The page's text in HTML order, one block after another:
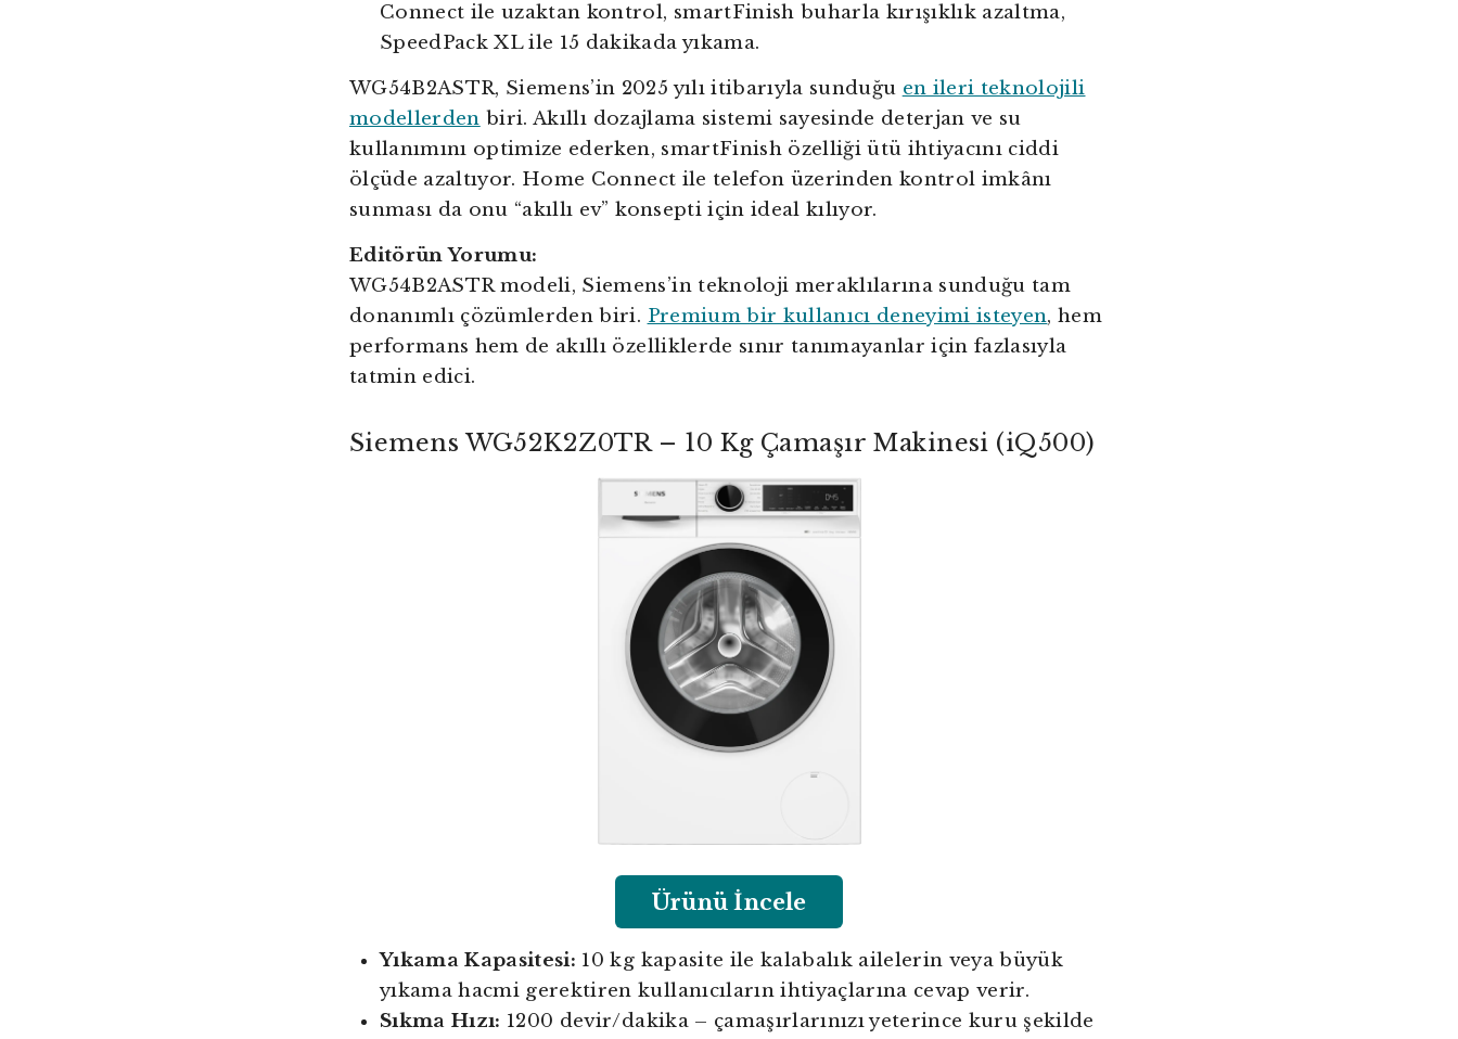
Connect ile uzaktan kontrol, smartFinish buharla kırışıklık azaltma,
SpeedPack XL ile 15 dakikada yıkama.
WG54B2ASTR, Siemens’in 2025 yılı itibarıyla sunduğu en ileri teknolojili
modellerden biri. Akıllı dozajlama sistemi sayesinde deterjan ve su
kullanımını optimize ederken, smartFinish özelliği ütü ihtiyacını ciddi
ölçüde azaltıyor. Home Connect ile telefon üzerinden kontrol imkânı
sunması da onu “akıllı ev” konsepti için ideal kılıyor.
Editörün Yorumu:
WG54B2ASTR modeli, Siemens’in teknoloji meraklılarına sunduğu tam
donanımlı çözümlerden biri. Premium bir kullanıcı deneyimi isteyen, hem
performans hem de akıllı özelliklerde sınır tanımayanlar için fazlasıyla
tatmin edici.
Siemens WG52K2Z0TR – 10 Kg Çamaşır Makinesi (iQ500)
Ürünü İncele
Yıkama Kapasitesi: 10 kg kapasite ile kalabalık ailelerin veya büyük
yıkama hacmi gerektiren kullanıcıların ihtiyaçlarına cevap verir.
Sıkma Hızı: 1200 devir/dakika – çamaşırlarınızı yeterince kuru şekilde